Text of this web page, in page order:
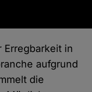
in
aufgrund
die